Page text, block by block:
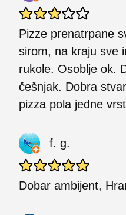
Pizze prenatrpane
sirom, na kraju sve
rukole. Osoblje ok.
češnjak. Dobra
pizza pola jedne
f. g.
Dobar ambijent,